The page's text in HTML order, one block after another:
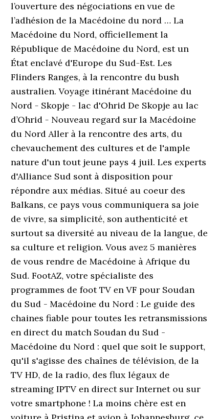
l’ouverture des négociations en vue de
l’adhésion de la Macédoine du nord … La
Macédoine du Nord, officiellement la
République de Macédoine du Nord, est un
État enclavé d'Europe du Sud-Est. Les
Flinders Ranges, à la rencontre du bush
australien. Voyage itinérant Macédoine du
Nord - Skopje - lac d'Ohrid De Skopje au lac
d’Ohrid - Nouveau regard sur la Macédoine
du Nord Aller à la rencontre des arts, du
chevauchement des cultures et de l'ample
nature d'un tout jeune pays 4 juil. Les experts
d'Alliance Sud sont à disposition pour
répondre aux médias. Situé au coeur des
Balkans, ce pays vous communiquera sa joie
de vivre, sa simplicité, son authenticité et
surtout sa diversité au niveau de la langue, de
sa culture et religion. Vous avez 5 manières
de vous rendre de Macédoine à Afrique du
Sud. FootAZ, votre spécialiste des
programmes de foot TV en VF pour Soudan
du Sud - Macédoine du Nord : Le guide des
chaines fiable pour toutes les retransmissions
en direct du match Soudan du Sud -
Macédoine du Nord : quel que soit le support,
qu'il s'agisse des chaînes de télévision, de la
TV HD, de la radio, des flux légaux de
streaming IPTV en direct sur Internet ou sur
votre smartphone ! La moins chère est en